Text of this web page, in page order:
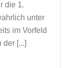
die 1.
unter
im Vorfeld
[...]